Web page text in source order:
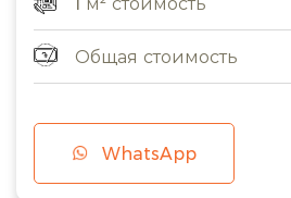
Общая стоимость
WhatsApp